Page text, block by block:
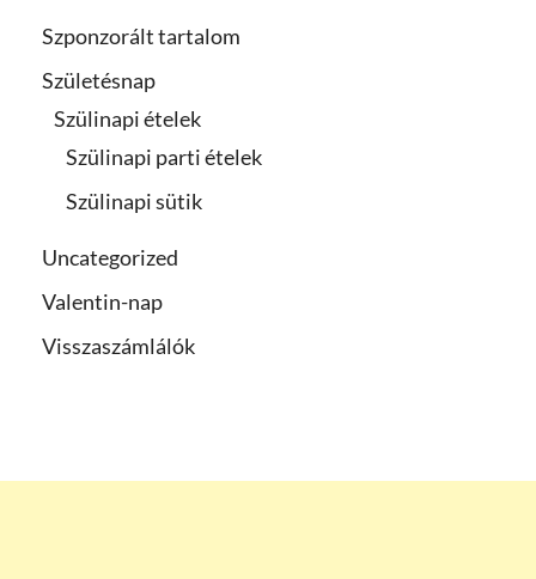
Szponzorált tartalom
Születésnap
Szülinapi ételek
Szülinapi parti ételek
Szülinapi sütik
Uncategorized
Valentin-nap
Visszaszámlálók